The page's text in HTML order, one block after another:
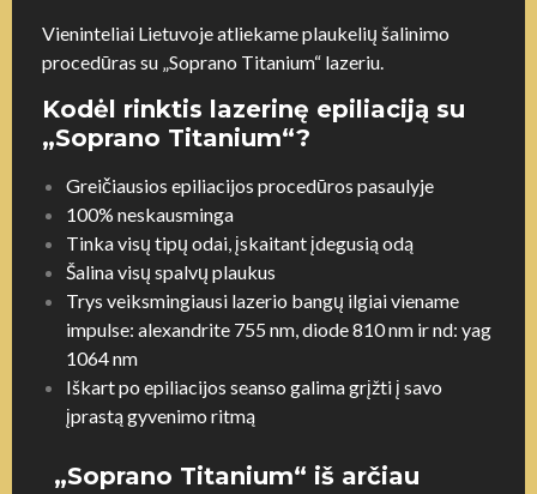
Vieninteliai Lietuvoje atliekame plaukelių šalinimo
procedūras su „Soprano Titanium“ lazeriu.
Kodėl rinktis lazerinę epiliaciją su
„Soprano Titanium“?
Greičiausios epiliacijos procedūros pasaulyje
100% neskausminga
Tinka visų tipų odai, įskaitant įdegusią odą
Šalina visų spalvų plaukus
Trys veiksmingiausi lazerio bangų ilgiai viename
impulse: alexandrite 755 nm, diode 810 nm ir nd: yag
1064 nm
Iškart po epiliacijos seanso galima grįžti į savo
įprastą gyvenimo ritmą
„Soprano Titanium“ iš arčiau